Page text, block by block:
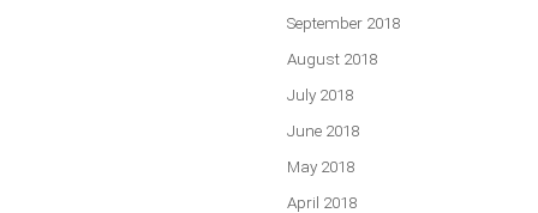
September 2018
August 2018
July 2018
June 2018
May 2018
April 2018